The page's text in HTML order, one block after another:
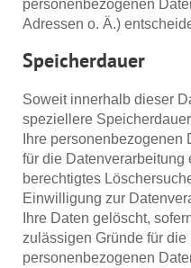
personenbezogenen
Adressen o. Ä.)
Speicherdauer
Soweit innerhalb dieser
speziellere
Ihre
für die Datenverarbeitung
berechtigtes
Einwilligung zur
Ihre Daten gelöscht,
zulässigen Gründe für
personenbezogenen